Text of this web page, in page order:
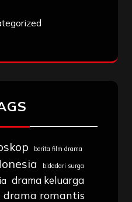
berita film drama
bidadari surga
drama keluarga
drama romantis